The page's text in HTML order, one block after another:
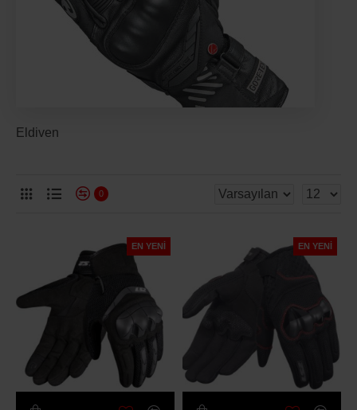
Eldiven
0
EN YENI EN YENI